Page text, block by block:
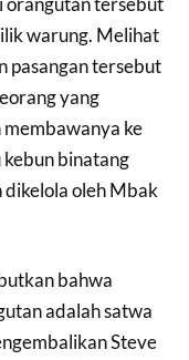
warung. Melihat
pasangan tersebut
yang
ke
binatang
dikelola oleh Mbak
bahwa
adalah satwa
Steve